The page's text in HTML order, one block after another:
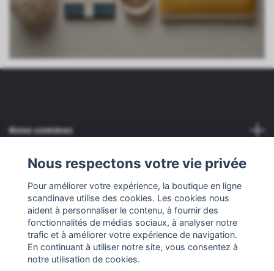
Nous sommes
Service client
Autre
Réseaux sociaux
Nous respectons votre vie privée
Pour améliorer votre expérience, la boutique en ligne
scandinave utilise des cookies. Les cookies nous
aident à personnaliser le contenu, à fournir des
fonctionnalités de médias sociaux, à analyser notre
trafic et à améliorer votre expérience de navigation.
En continuant à utiliser notre site, vous consentez à
notre utilisation de cookies.